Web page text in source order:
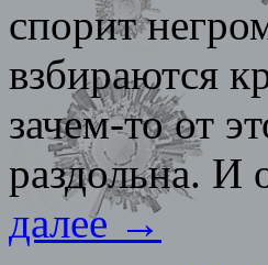
спорит
взбираются
зачем-то от
раздольна. И
далее →